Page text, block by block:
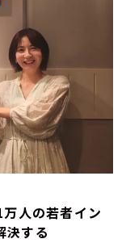
万人の若者イン
決する